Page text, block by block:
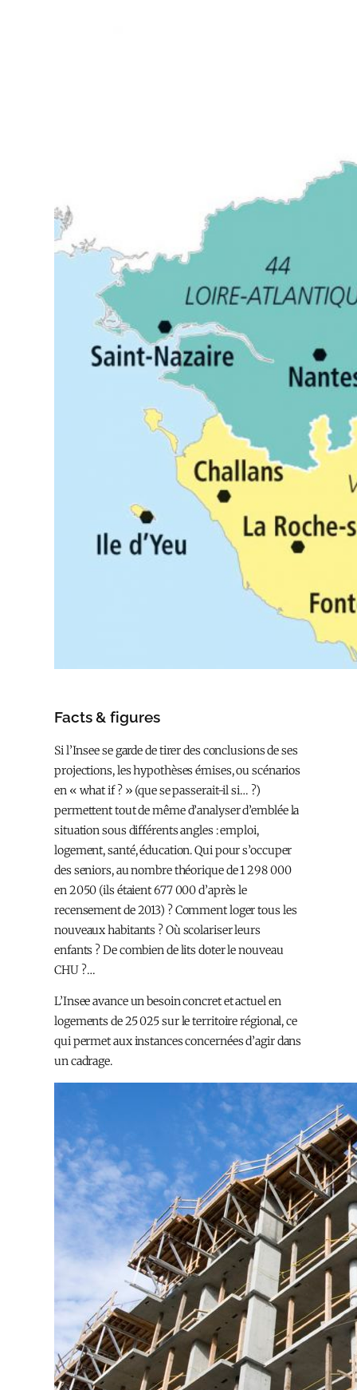
Facts & figures
Si l’Insee se garde de tirer des conclusions de ses
projections, les hypothèses émises, ou scénarios
en « what if ? » (que se passerait-il si… ?)
permettent tout de même d’analyser d’emblée la
situation sous différents angles : emploi,
logement, santé, éducation. Qui pour s’occuper
des seniors, au nombre théorique de 1 298 000
en 2050 (ils étaient 677 000 d’après le
recensement de 2013) ? Comment loger tous les
nouveaux habitants ? Où scolariser leurs
enfants ? De combien de lits doter le nouveau
CHU ?…
L’Insee avance un besoin concret et actuel en
logements de 25 025 sur le territoire régional, ce
qui permet aux instances concernées d’agir dans
un cadrage.